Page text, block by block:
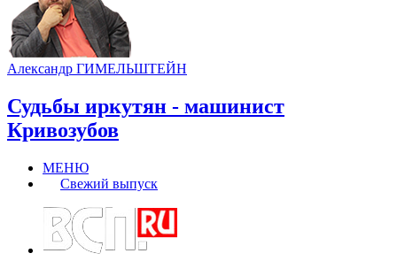
Александр ГИМЕЛЬШТЕЙН
Судьбы иркутян - машинист
Кривозубов
МЕНЮ
Свежий выпуск